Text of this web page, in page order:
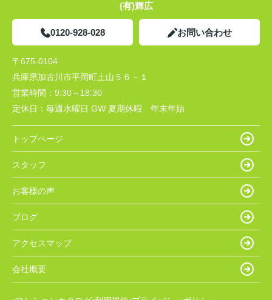
(有)輝広
0120-928-028 お問い合わせ
〒675-0104
兵庫県加古川市平岡町土山５６－１
営業時間： 9:30～18:30
定休日： 毎週水曜日 GW 夏期休暇 年末年始
トップページ
スタッフ
お客様の声
ブログ
アクセスマップ
会社概要